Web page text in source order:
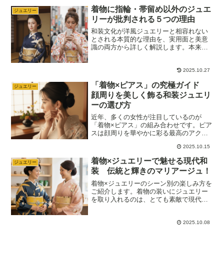
ジュエリー
着物に指輪・帯留め以外のジュエ
リーが批判される５つの理由
和装文化が洋風ジュエリーと相容れない
とされる本質的な理由を、実用面と美意
識の両方から詳しく解説します。本来の
シーンでのジュエリーの取り入れ方や楽
しみ方を理解し、より「着物」×「ジュエ
リー」を楽しむことができます。
2025.10.27
ジュエリー
「着物×ピアス」の究極ガイド
顔周りを美しく飾る和装ジュエリ
ーの選び方
近年、多くの女性が注目しているのが
「着物×ピアス」の組み合わせです。ピア
スは顔周りを華やかに彩る最高のアクセ
最も美しく見せるための「着物とピアス
の正しい選び方」を徹底解説します。格
式に合わせた素材の選び方から、色柄と
の完璧な調和の取り方まで、失敗しない
コーディネートの秘訣をご紹介します。
2025.10.15
ジュエリー
着物×ジュエリーで魅せる現代和
装 伝統と輝きのマリアージュ！
着物×ジュエリーのシーン別の楽しみ方を
ご紹介します。着物の装いにジュエリー
を取り入れるのは、とても素敵で現代的
果的に取り入れることで、着物姿に個性
2025.10.08